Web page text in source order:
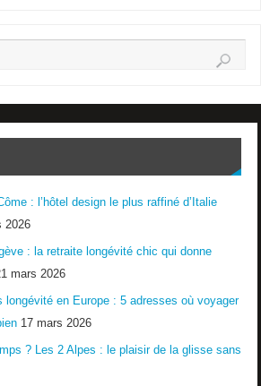
: l’hôtel design le plus raffiné d’Italie
2026
: la retraite longévité chic qui donne
mars 2026
longévité en Europe : 5 adresses où voyager
17 mars 2026
? Les 2 Alpes : le plaisir de la glisse sans